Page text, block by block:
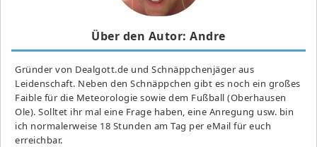
Über den Autor: Andre
Gründer von Dealgott.de und Schnäppchenjäger aus
Leidenschaft. Neben den Schnäppchen gibt es noch ein großes
Fai­ble für die Meteorologie sowie dem Fußball (Oberhausen
Ole). Solltet ihr mal eine Frage haben, eine Anregung usw. bin
ich normalerweise 18 Stunden am Tag per eMail für euch
erreichbar.